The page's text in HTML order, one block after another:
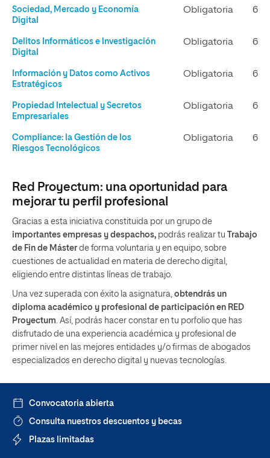
Sociedad, Mercado y Economía
Digital
Obligatoria 6
Delitos Informáticos e Investigación
Digital
Obligatoria 6
Información y Datos como Activos
Estratégicos
Obligatoria 6
Propiedad Intelectual y Secretos
Empresariales
Obligatoria 6
Compliance: la Gestión de los
Riesgos Tecnológicos
Obligatoria 6
Red Proyectum: una oportunidad para
mejorar tu perfil profesional
Gracias a esta iniciativa constituida por un grupo de
importantes empresas y despachos, podrás realizar tu Trabajo
de Fin de Máster de forma voluntaria y en equipo, sobre
cuestiones de actualidad en materia de derecho digital,
eligiendo entre distintas líneas de trabajo.
Una vez superada con éxito la asignatura, obtendrás un
diploma académico y profesional de participación en RED
Proyectum. Así, podrás hacer constar en tu porfolio que has
disfrutado de una experiencia académica y profesional de
primer nivel en las mejores entidades y/o firmas de abogados
especializados en derecho digital y nuevas tecnologías.
Convocatoria abierta
Consulta nuestros descuentos y becas
Plazas limitadas